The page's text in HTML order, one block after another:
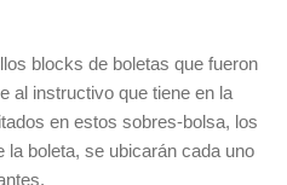
blocks de boletas que fueron
al instructivo que tiene en la
en estos sobres-bolsa, los
la boleta, se ubicarán cada uno